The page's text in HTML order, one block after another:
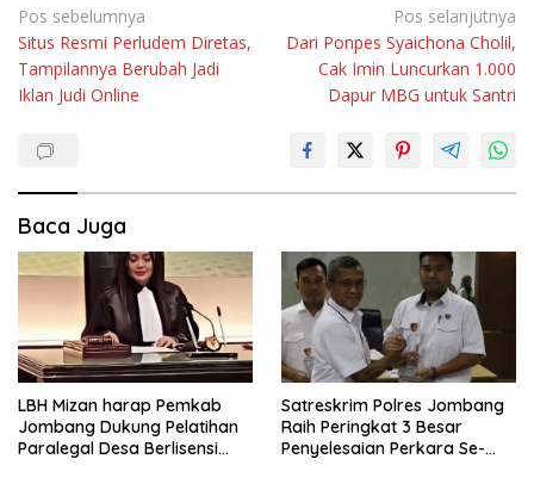
Navigasi
pos
Pos sebelumnya
Situs Resmi Perludem Diretas,
Tampilannya Berubah Jadi
Iklan Judi Online
Pos selanjutnya
Dari Ponpes Syaichona Cholil,
Cak Imin Luncurkan 1.000
Dapur MBG untuk Santri
Baca Juga
LBH Mizan harap Pemkab
Jombang Dukung Pelatihan
Paralegal Desa Berlisensi
Satreskrim Polres Jombang
Raih Peringkat 3 Besar
Penyelesaian Perkara Se-